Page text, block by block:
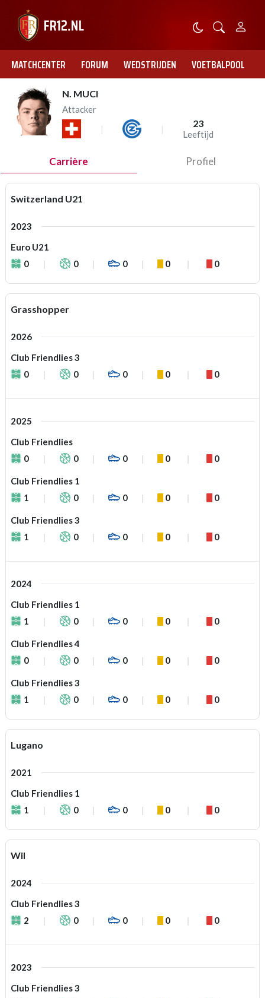
MATCHCENTER FORUM WEDSTRIJDEN VOETBALPOOL
N. MUCI
Attacker
23
Leeftijd
Carrière Profiel
Switzerland U21
2023
Euro U21
0
0 0 0 0
Grasshopper
2026
Club Friendlies 3
0
0 0 0 0
2025
Club Friendlies
0
0 0 0 0
Club Friendlies 1
1
0 0 0 0
Club Friendlies 3
1
0 0 0 0
2024
Club Friendlies 1
1
0 0 0 0
Club Friendlies 4
0
0 0 0 0
Club Friendlies 3
1
0 0 0 0
Lugano
2021
Club Friendlies 1
1
0 0 0 0
Wil
2024
Club Friendlies 3
2
0 0 0 0
2023
Club Friendlies 3